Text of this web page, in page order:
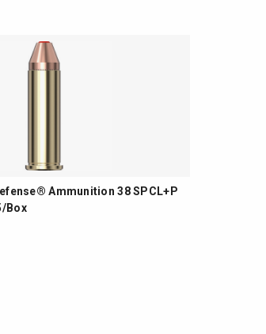
Ammunition 38 SPCL+P
Box